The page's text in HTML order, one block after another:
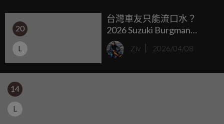
20
L
台灣車友只能流口水？
2026 Suzuki Burgman
Street 印度改款發表：車架
強化還能吞下全罩安全帽
Ziv 2026/04/08
14
L